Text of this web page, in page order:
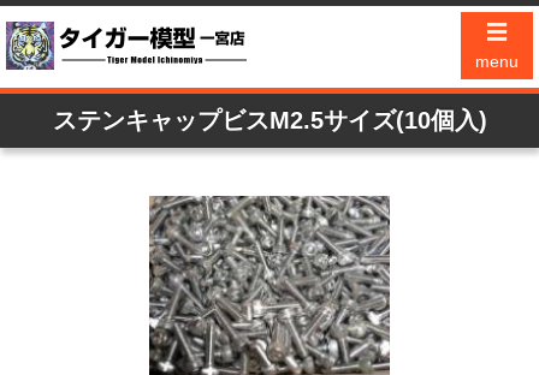
☰
menu
ステンキャップビスM2.5サイズ(10個入)